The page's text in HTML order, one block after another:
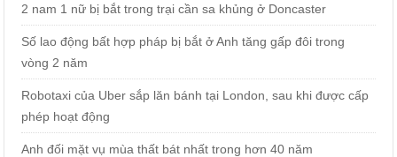
2 nam 1 nữ bị bắt trong trại cần sa khủng ở Doncaster
Số lao động bất hợp pháp bị bắt ở Anh tăng gấp đôi trong
vòng 2 năm
Robotaxi của Uber sắp lăn bánh tại London, sau khi được cấp
phép hoạt động
Anh đối mặt vụ mùa thất bát nhất trong hơn 40 năm